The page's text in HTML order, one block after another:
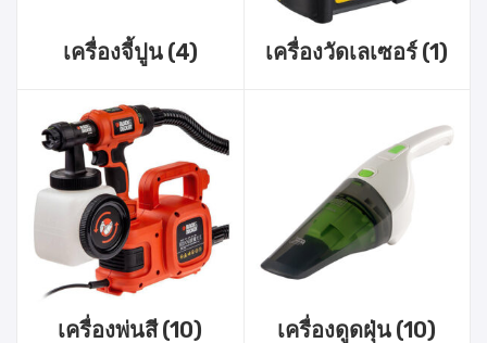
เครื่องจี้ปูน (4) เครื่องวัดเลเซอร์ (1)
เครื่องพ่นสี(10) เครื่องดูดฝุ่น (10)